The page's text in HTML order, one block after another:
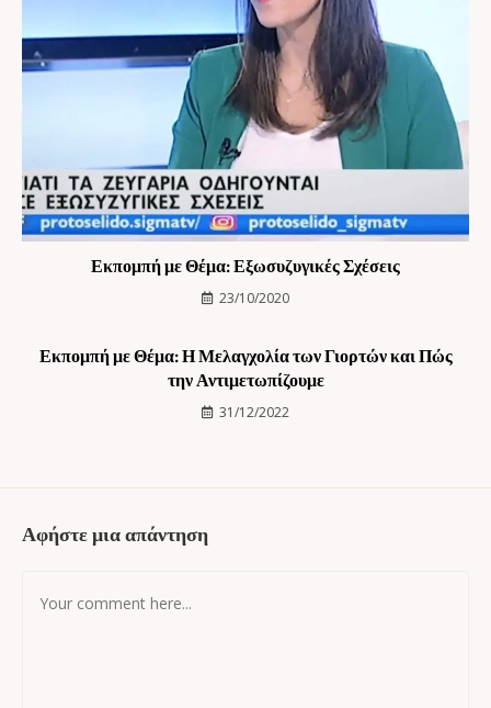
Εκπομπή με Θέμα: Εξωσυζυγικές Σχέσεις
23/10/2020
Εκπομπή με Θέμα: Η Μελαγχολία των Γιορτών και Πώς
την Αντιμετωπίζουμε
31/12/2022
Αφήστε μια απάντηση